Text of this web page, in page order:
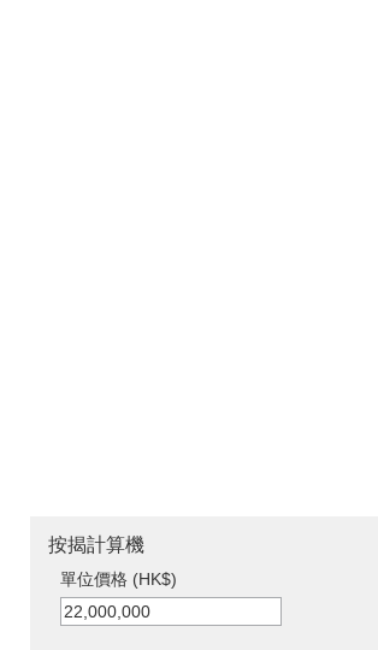
按揭計算機
單位價格 (HK$)